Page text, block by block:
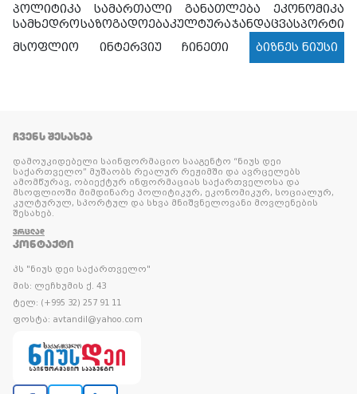
პოლიტიკა სამართალი განათლება
ეკონომიკა
სამხედროსაზოგადოებაკულტურაჯანდაცვასპორტი
მსოფლიო
ინტერვიუ ჩინეთი ბიზნეს ნიუსი
ᲩᲕᲔᲜᲡ ᲨᲔᲡᲐᲮᲔᲑ
დამოუკიდებელი საინფორმაციო სააგენტო “ნიუს დეი
საქართველო” მუშაობს რეალურ რეჟიმში და ავრცელებს
ამომწურავ, ობიექტურ ინფორმაციას საქართველოსა და
მსოფლიოში მიმდინარე პოლიტიკურ, ეკონომიკურ, სოციალურ,
კულტურულ, სპორტულ და სხვა მნიშვნელოვანი მოვლენების
შესახებ.
ᲕᲠᲪᲚᲐᲓ
ᲙᲝᲜᲢᲐᲥᲢᲘ
პს "ნიუს დეი საქართველო"
მის: ლეჩხუმის ქ. 43
ტელ: (+995 32) 257 91 11
ფოსტა: avtandil@yahoo.com